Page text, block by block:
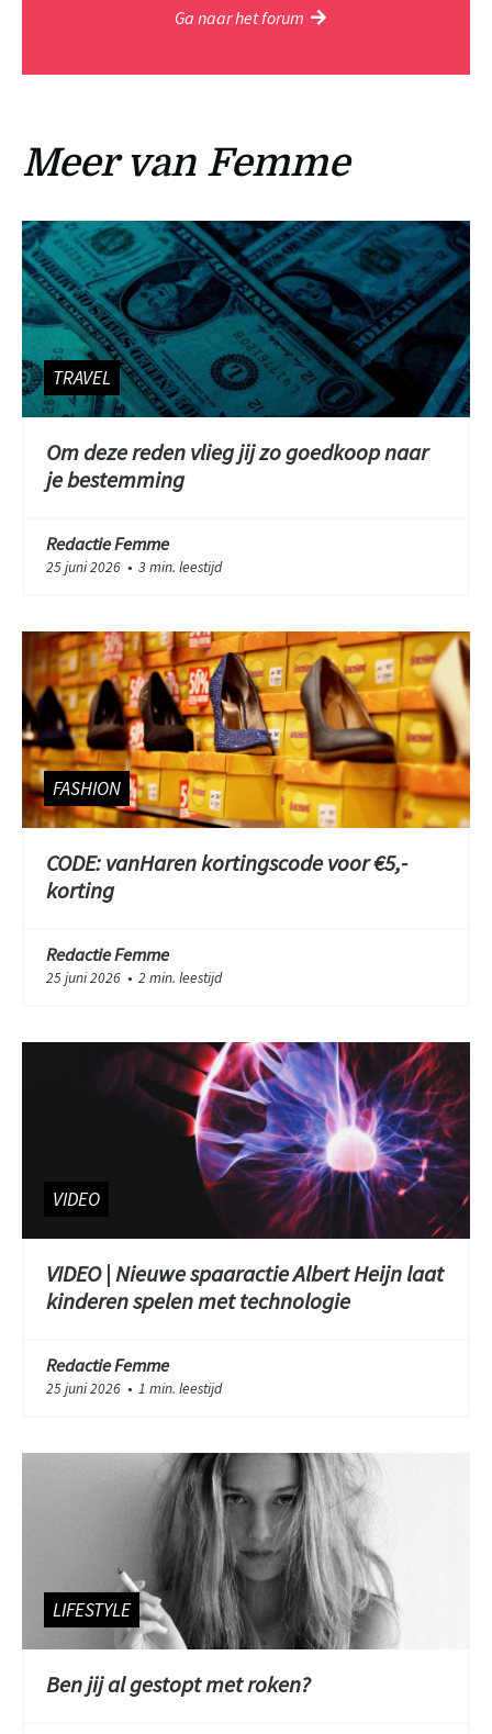
Ga naar het forum
Meer van Femme
TRAVEL
Om deze reden vlieg jij zo goedkoop naar
je bestemming
Redactie Femme
25 juni 2026 ● 3 min. leestijd
FASHION
CODE: vanHaren kortingscode voor €5,-
korting
Redactie Femme
25 juni 2026 ● 2 min. leestijd
VIDEO
VIDEO | Nieuwe spaaractie Albert Heijn laat
kinderen spelen met technologie
Redactie Femme
25 juni 2026 ● 1 min. leestijd
LIFESTYLE
Ben jij al gestopt met roken?